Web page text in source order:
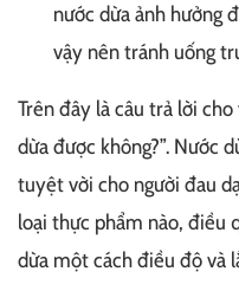
nước dừa ảnh hưởng
vậy nên tránh uống
Trên đây là câu trả lời
dừa được không?”. Nước
tuyệt vời cho người đau
loại thực phẩm nào, điều
dừa một cách điều độ và